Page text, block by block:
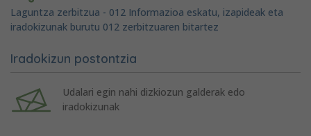
Laguntza zerbitzua - 012 Informazioa eskatu, izapideak eta
iradokizunak burutu 012 zerbitzuaren bitartez
Iradokizun postontzia
Udalari egin nahi dizkiozun galderak edo
iradokizunak